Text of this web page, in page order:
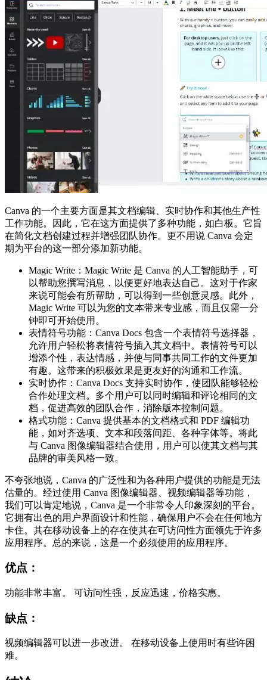
Canva 的一个主要方面是其文档编辑、实时协作和其他生产性
工作功能。因此，它在这方面提供了多种功能，如白板。它旨
在简化文档创建过程并增强团队协作。更不用说 Canva 会定
期为平台的这一部分添加新功能。
Magic Write：Magic Write 是 Canva 的人工智能助手，可
以帮助您撰写消息，以便更好地表达自己。这对于作家
来说可能会有所帮助，可以得到一些创意灵感。此外，
Magic Write 可以为您的文本带来专业感，而且仅需一分
钟即可开始使用。
表情符号功能：Canva Docs 包含一个表情符号选择器，
允许用户轻松将表情符号插入其文档中。表情符号可以
增添个性，表达情感，并使与同事共同工作的文件更加
有趣。这带来的积极效果是更友好的沟通和工作流。
实时协作：Canva Docs 支持实时协作，使团队能够轻松
合作处理文档。多个用户可以同时编辑和评论相同的文
档，促进高效的团队合作，消除版本控制问题。
格式功能：Canva 提供基本的文档格式和 PDF 编辑功
能，如对齐选项、文本和段落间距、各种字体等。将此
与 Canva 图像编辑器结合使用，用户可以使其文档与其
品牌的审美风格一致。
不夸张地说，Canva 的广泛性和为各种用户提供的功能是无法
估量的。经过使用 Canva 图像编辑器、视频编辑器等功能，
我们可以肯定地说，Canva 是一个非常令人印象深刻的平台。
它拥有出色的用户界面设计和性能，确保用户不会在任何地方
卡住。其在移动设备上的存在使其在可访问性方面领先于许多
应用程序。总的来说，这是一个必须使用的应用程序。
优点：
功能非常丰富。 可访问性强，反应迅速，价格实惠。
缺点：
视频编辑器可以进一步改进。 在移动设备上使用时有些许困
难。